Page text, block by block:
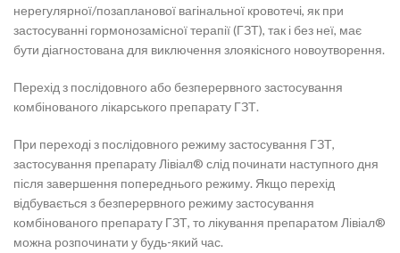
нерегулярної/позапланової вагінальної кровотечі, як при
застосуванні гормонозамісної терапії (ГЗТ), так і без неї, має
бути діагностована для виключення злоякісного новоутворення.
Перехід з послідовного або безперервного застосування
комбінованого лікарського препарату ГЗТ.
При переході з послідовного режиму застосування ГЗТ,
застосування препарату Лівіал® слід починати наступного дня
після завершення попереднього режиму. Якщо перехід
відбувається з безперервного режиму застосування
комбінованого препарату ГЗТ, то лікування препаратом Лівіал®
можна розпочинати у будь-який час.